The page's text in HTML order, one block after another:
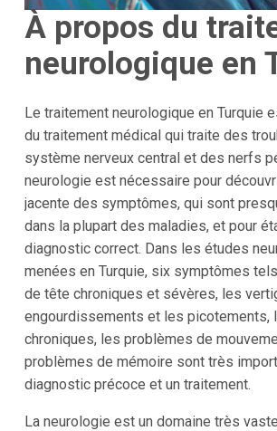
À propos du
neurologique en
Le traitement neurologique en Turquie
du traitement médical qui traite des
système nerveux central et des nerfs
neurologie est nécessaire pour
jacente des symptômes, qui sont
dans la plupart des maladies, et pour
diagnostic correct. Dans les études
menées en Turquie, six symptômes
de tête chroniques et sévères, les
engourdissements et les picotements,
chroniques, les problèmes de
problèmes de mémoire sont très
diagnostic précoce et un traitement.
La neurologie est un domaine très